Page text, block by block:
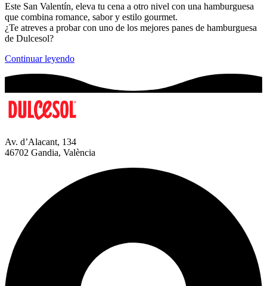
Este San Valentín, eleva tu cena a otro nivel con una hamburguesa
que combina romance, sabor y estilo gourmet.
¿Te atreves a probar con uno de los mejores panes de hamburguesa
de Dulcesol?
Continuar leyendo
Av. d’Alacant, 134
46702 Gandia, València